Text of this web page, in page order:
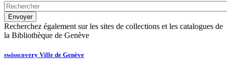
Recherchez également sur les sites de collections et les catalogues de
la Bibliothèque de Genève
swisscovery Ville de Genève